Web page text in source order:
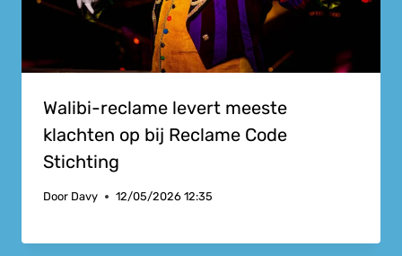
Walibi-reclame levert meeste
klachten op bij Reclame Code
Stichting
Door Davy 12/05/2026 12:35